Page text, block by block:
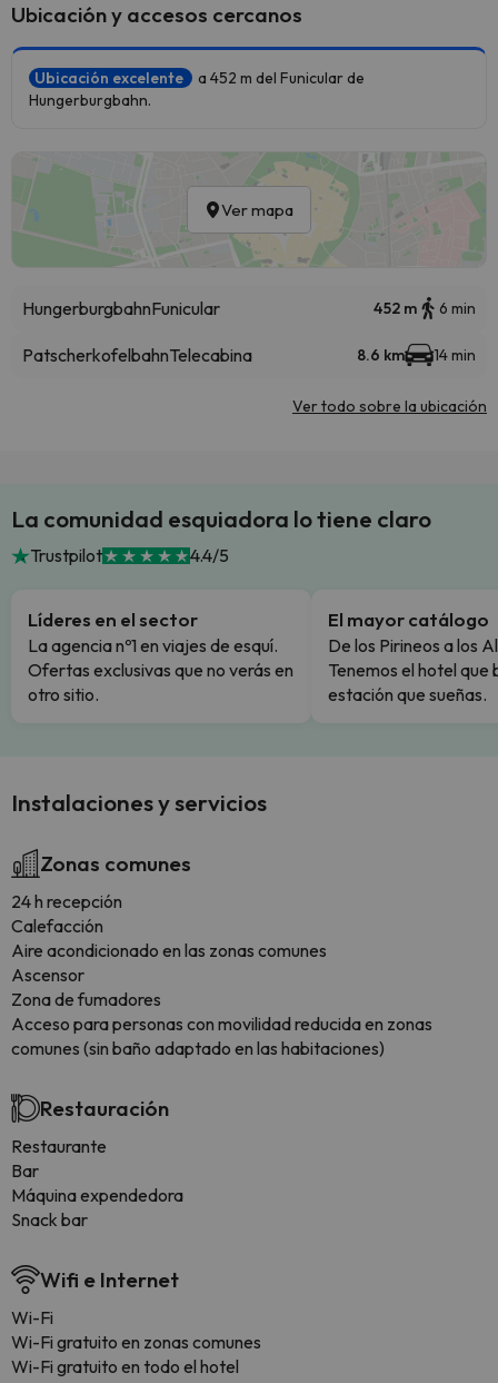
Ubicación y accesos cercanos
Ubicación excelente
a 452 m del Funicular de
Hungerburgbahn.
Ver mapa
HungerburgbahnFunicular 452 m 6 min
PatscherkofelbahnTelecabina 8.6 km 14 min
Ver todo sobre la ubicación
La comunidad esquiadora lo tiene claro
Trustpilot 4.4/5
Líderes en el sector
La agencia nº1 en viajes de esquí.
Ofertas exclusivas que no verás en
otro sitio.
El mayor catálogo
De los Pirineos a los
Tenemos el hotel que
estación que sueñas.
Instalaciones y servicios
Zonas comunes
24 h recepción
Calefacción
Aire acondicionado en las zonas comunes
Ascensor
Zona de fumadores
Acceso para personas con movilidad reducida en zonas
comunes (sin baño adaptado en las habitaciones)
Restauración
Restaurante
Bar
Máquina expendedora
Snack bar
Wifi e Internet
Wi-Fi
Wi-Fi gratuito en zonas comunes
Wi-Fi gratuito en todo el hotel